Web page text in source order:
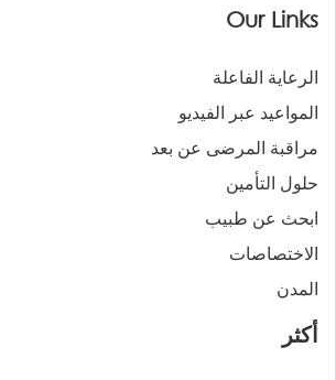
Our Links
الرعاية الفاعلة
المواعيد عبر الفيديو
مراقبة المرضى عن بعد
حلول التأمين
ابحث عن طبيب
الاختصاصات
المدن
أكثر